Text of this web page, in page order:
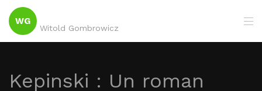
WG
Witold Gombrowicz
Kepinski : Un roman